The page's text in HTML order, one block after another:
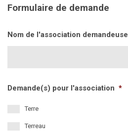
Formulaire de demande
Nom de l'association demandeuse
Demande(s) pour l'association *
Terre
Terreau